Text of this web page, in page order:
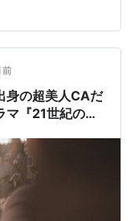
は、ロスを秒で
騰間違いなしの新
前
身の超美人CAだ
マ『21世紀の大